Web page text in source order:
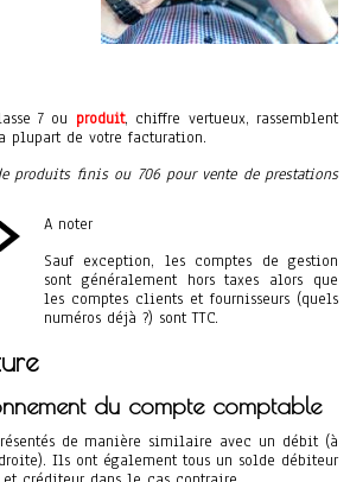
7 ou produit, chiffre vertueux, rassemblent
plupart de votre facturation.
produits finis ou 706 pour vente de prestations
A noter
Sauf exception, les comptes de gestion
sont généralement hors taxes alors que
les comptes clients et fournisseurs (quels
numéros déjà ?) sont TTC.
du compte comptable
de manière similaire avec un débit (à
Ils ont également tous un solde débiteur